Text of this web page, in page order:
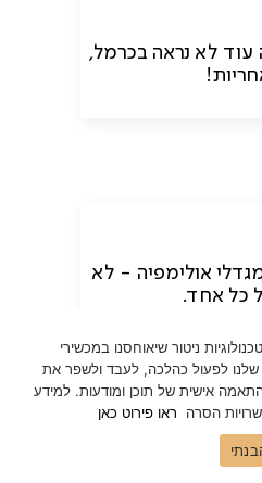
לא נראה בכרמל,
אולימפיה - לא
כל אחד.
ניטור שיאוחסנו במכשירי
לפעול כהלכה, לעבד ולשפר את
אישית של תוכן ומודעות. למידע
הסרה ראו פירוט כאן